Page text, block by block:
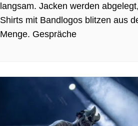
langsam. Jacken werden abgelegt,
Shirts mit Bandlogos blitzen aus
Menge. Gespräche